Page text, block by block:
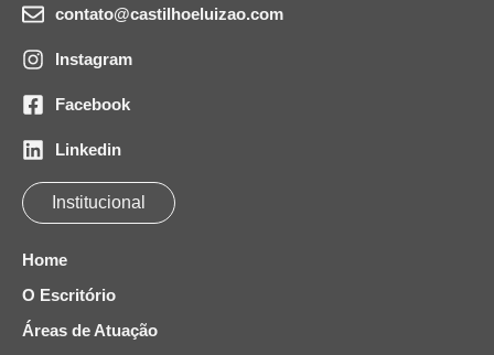
contato@castilhoeluizao.com
Instagram
Facebook
Linkedin
Institucional
Home
O Escritório
Áreas de Atuação